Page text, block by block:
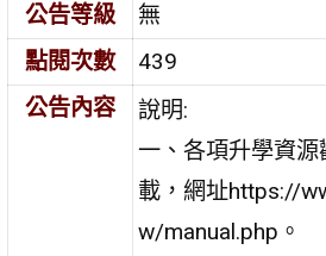
公告等級
無
點閱次數
439
公告內容
說明:
一、各項升學資
載，網址https://
w/manual.php。